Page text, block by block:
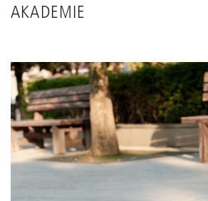
AKADEMIE